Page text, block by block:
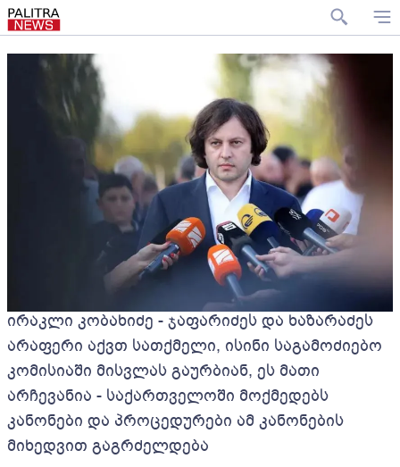
ირაკლი კობახიძე - ჯაფარიძეს და ხაზარაძეს
არაფერი აქვთ სათქმელი, ისინი საგამოძიებო
კომისიაში მისვლას გაურბიან, ეს მათი
არჩევანია - საქართველოში მოქმედებს
კანონები და პროცედურები ამ კანონების
მიხედვით გაგრძელდება